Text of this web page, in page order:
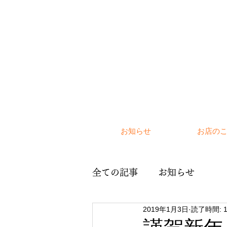
お知らせ お店の
全ての記事 お知らせ
2019年1月3日 読了時間: